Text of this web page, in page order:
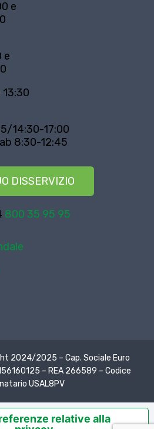
e
e
14:30-17:00
8:30-12:45
DISSERVIZIO
800 35 95 95
2024/2025 – Cap. Sociale Euro
– REA 266589 – Codice
USAL8PV
relative alla